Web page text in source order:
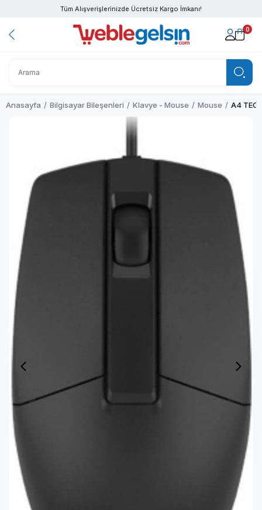
Tüm Alışverişlerinizde Ücretsiz Kargo İmkanı!
0
Anasayfa Bilgisayar Bileşenleri Klavye - Mouse Mouse A4